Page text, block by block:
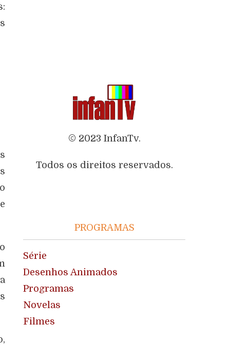
© 2023 InfanTv.
Todos os direitos reservados.
PROGRAMAS
Série
Desenhos Animados
Programas
Novelas
Filmes